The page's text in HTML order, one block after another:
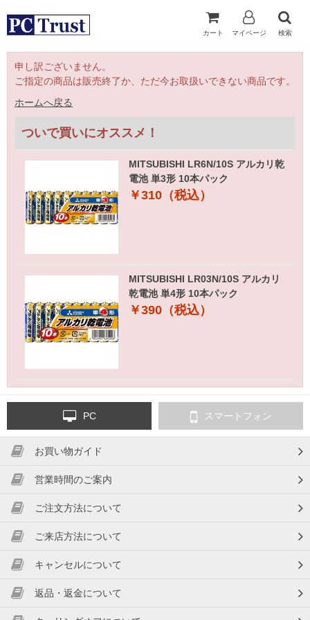
カート マイページ 検索
申し訳ございません。
ご指定の商品は販売終了か、ただ今お取扱いできない商品です。
ホームへ戻る
ついで買いにオススメ！
MITSUBISHI LR6N/10S アルカリ乾
電池 単3形 10本パック
￥310（税込）
MITSUBISHI LR03N/10S アルカリ
乾電池 単4形 10本パック
￥390（税込）
PC スマートフォン
お買い物ガイド
営業時間のご案内
ご注文方法について
ご来店方法について
キャンセルについて
返品・返金について